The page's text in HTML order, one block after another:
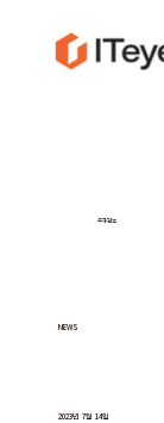
투자정보
NEWS
2023년 7월 14일